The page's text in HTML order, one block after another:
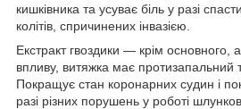
кишківника та усуває біль у разі
колітів, спричинених інвазією.
Екстракт гвоздики — крім основного,
впливу, витяжка має протизапальний
Покращує стан коронарних судин і
разі різних порушень у роботі